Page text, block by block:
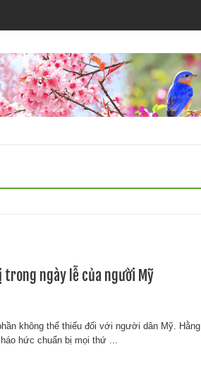
trong ngày lễ của người Mỹ
không thể thiếu đối với người dân Mỹ. Hằng
hức chuẩn bị mọi thứ ...